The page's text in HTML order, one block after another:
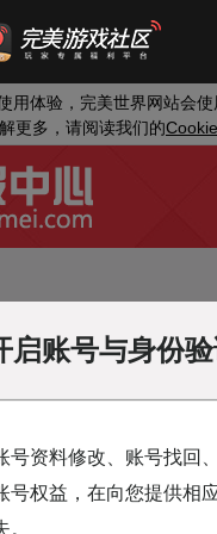
用体验，完美世界网站会
更多，请阅读我们的Cookie
侣
实证件
启账号与身份
号资料修改、账号找回
号权益，在向您提供相
。